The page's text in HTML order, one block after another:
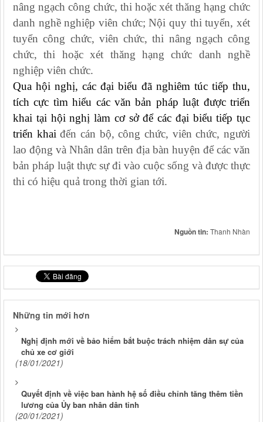
nâng ngạch công chức, thi hoặc xét thăng hạng chức
danh nghề nghiệp viên chức; Nội quy thi tuyển, xét
tuyển công chức, viên chức, thi nâng ngạch công
chức, thi hoặc xét thăng hạng chức danh nghề
nghiệp viên chức.
Qua hội nghị, các đại biểu đã nghiêm túc tiếp thu,
tích cực tìm hiểu các văn bản pháp luật được triển
khai tại hội nghị làm cơ sở để các đại biểu tiếp tục
triển khaiđến cán bộ, công chức, viên chức, người
lao động và Nhân dân trên địa bàn huyện để các văn
bản pháp luật thực sự đi vào cuộc sống và được thực
thi có hiệu quả trong thời gian tới.
Nguồn tin: Thanh Nhàn
Những tin mới hơn
Nghị định mới về bảo hiểm bắt buộc trách nhiệm dân sự của
chủ xe cơ giới
(18/01/2021)
Quyết định về việc ban hành hệ số điều chỉnh tăng thêm tiền
lương của Ủy ban nhân dân tỉnh
(20/01/2021)